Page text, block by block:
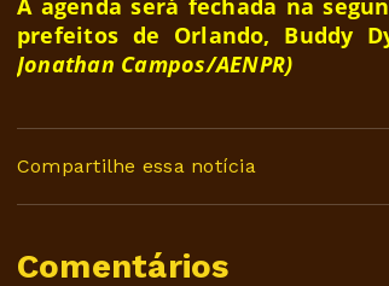
A agenda será fechada na
prefeitos de Orlando, Buddy
Jonathan Campos/AENPR)
Compartilhe essa notícia
Comentários